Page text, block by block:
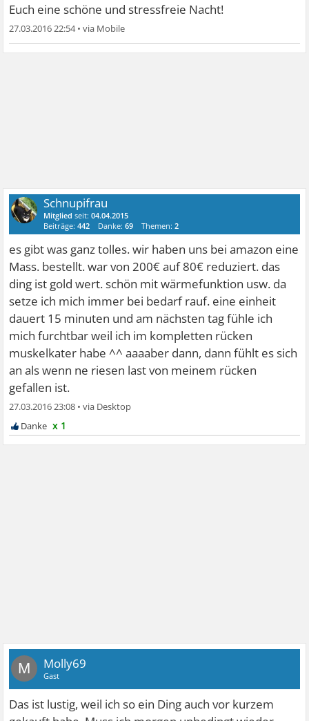
Euch eine schöne und stressfreie Nacht!
27.03.2016 22:54•
Schnupifrau
Mitglied seit:04.04.2015
Beiträge:442 Danke:69 Themen:2
es gibt was ganz tolles. wir haben uns bei amazon eine
Mass. bestellt. war von 200€ auf 80€ reduziert. das
ding ist gold wert. schön mit wärmefunktion usw. da
setze ich mich immer bei bedarf rauf. eine einheit
dauert 15 minuten und am nächsten tag fühle ich
mich furchtbar weil ich im kompletten rücken
muskelkater habe ^^ aaaaber dann, dann fühlt es sich
an als wenn ne riesen last von meinem rücken
gefallen ist.
27.03.2016 23:08 •
x 1
M Molly69
Gast
Das ist lustig, weil ich so ein Ding auch vor kurzem